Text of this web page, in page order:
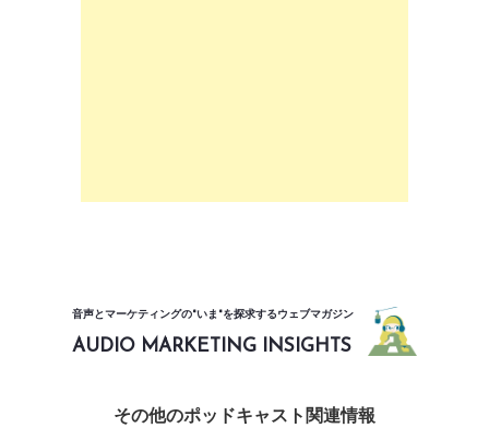
音声とマーケティングの"いま"を探求するウェブマガジン
AUDIO MARKETING INSIGHTS
その他のポッドキャスト関連情報